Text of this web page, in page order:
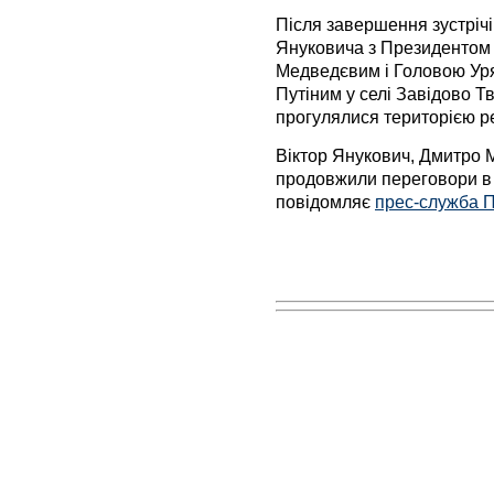
Після завершення
Януковича з Президентом
Медведєвим і Головою
Путіним у селі Завідово
прогулялися територією
Віктор Янукович, Дмитро
продовжили переговори в
повідомляє прес-служба